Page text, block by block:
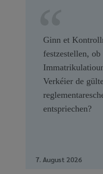
Ginn et
festzestellen, ob
Verkéier de
entspriechen?
7. August 2026